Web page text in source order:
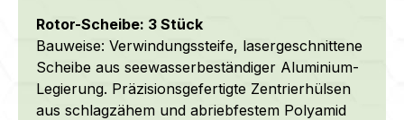
Rotor-Scheibe: 3 Stück
Bauweise: Verwindungssteife, lasergeschnittene
Scheibe aus seewasserbeständiger Aluminium-
Legierung. Präzisionsgefertigte Zentrierhülsen
aus schlagzähem und abriebfestem Polyamid